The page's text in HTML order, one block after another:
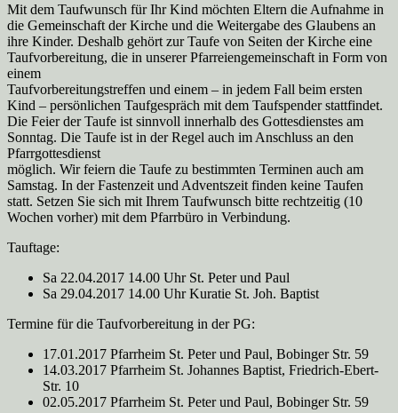
Mit dem Taufwunsch für Ihr Kind möchten Eltern die Aufnahme in
die Gemeinschaft der Kirche und die Weitergabe des Glaubens an
ihre Kinder. Deshalb gehört zur Taufe von Seiten der Kirche eine
Taufvorbereitung, die in unserer Pfarreiengemeinschaft in Form von
einem
Taufvorbereitungstreffen und einem – in jedem Fall beim ersten
Kind – persönlichen Taufgespräch mit dem Taufspender stattfindet.
Die Feier der Taufe ist sinnvoll innerhalb des Gottesdienstes am
Sonntag. Die Taufe ist in der Regel auch im Anschluss an den
Pfarrgottesdienst
möglich. Wir feiern die Taufe zu bestimmten Terminen auch am
Samstag. In der Fastenzeit und Adventszeit finden keine Taufen
statt. Setzen Sie sich mit Ihrem Taufwunsch bitte rechtzeitig (10
Wochen vorher) mit dem Pfarrbüro in Verbindung.
Tauftage:
Sa 22.04.2017 14.00 Uhr St. Peter und Paul
Sa 29.04.2017 14.00 Uhr Kuratie St. Joh. Baptist
Termine für die Taufvorbereitung in der PG:
17.01.2017 Pfarrheim St. Peter und Paul, Bobinger Str. 59
14.03.2017 Pfarrheim St. Johannes Baptist, Friedrich-Ebert-
Str. 10
02.05.2017 Pfarrheim St. Peter und Paul, Bobinger Str. 59